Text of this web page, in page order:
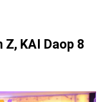
KAI Daop 8